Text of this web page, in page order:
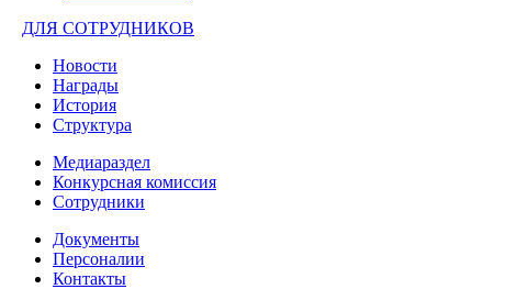
ДЛЯ СОТРУДНИКОВ
Новости
Награды
История
Структура
Медиараздел
Конкурсная комиссия
Сотрудники
Документы
Персоналии
Контакты